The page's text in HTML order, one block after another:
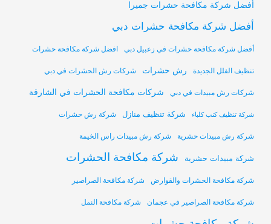
أفضل شركة مكافحة حشرات جميرا
أفضل شركة مكافحة حشرات دبي
أفضل شركة مكافحة حشرات في زعبيل دبي افضل شركة مكافحة حشرات
تنظيف الفلل الجديدة رش حشرات شركات رش الحشرات في دبي
شركات رش مبيدات في دبي شركات مكافحة الحشرات في الشارقة
شركة تنظيف كنب كلباء شركة تنظيف منازل شركة رش حشرات
شركة رش مبيدات حشرية شركة رش مبيدات راس الخيمة
شركة مبيدات حشرية شركة مكافحة الحشرات
شركة مكافحة الحشرات والقوارض شركة مكافحة الصراصير
شركة مكافحة الصراصير في عجمان شركة مكافحة النمل